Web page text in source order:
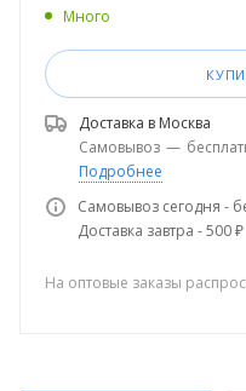
Много
Доставка в Москва
Самовывоз —
Подробнее
Самовывоз сегодня -
Доставка завтра - 500 ₽
На оптовые заказы